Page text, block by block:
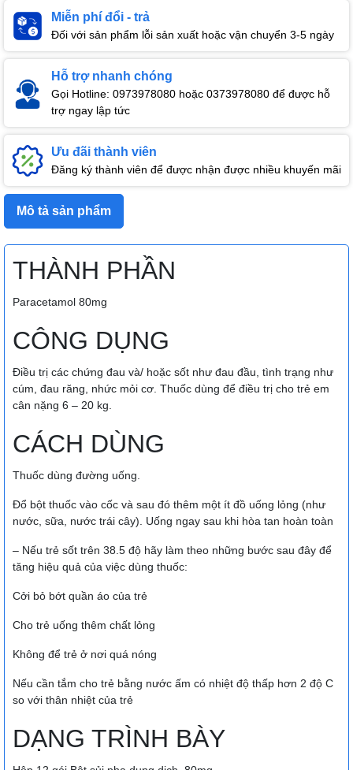
Miễn phí đổi - trả
Đối với sản phẩm lỗi sản xuất hoặc vận chuyển 3-5 ngày
Hỗ trợ nhanh chóng
Gọi Hotline: 0973978080 hoặc 0373978080 để được hỗ
trợ ngay lập tức
Ưu đãi thành viên
Đăng ký thành viên để được nhận được nhiều khuyến mãi
Mô tả sản phẩm
THÀNH PHẦN
Paracetamol 80mg
CÔNG DỤNG
Điều trị các chứng đau và/ hoặc sốt như đau đầu, tình trạng như
cúm, đau răng, nhức mỏi cơ. Thuốc dùng để điều trị cho trẻ em
cân nặng 6 – 20 kg.
CÁCH DÙNG
Thuốc dùng đường uống.
Đổ bột thuốc vào cốc và sau đó thêm một ít đồ uống lỏng (như
nước, sữa, nước trái cây). Uống ngay sau khi hòa tan hoàn toàn
– Nếu trẻ sốt trên 38.5 độ hãy làm theo những bước sau đây để
tăng hiệu quả của việc dùng thuốc:
Cởi bỏ bớt quần áo của trẻ
Cho trẻ uống thêm chất lỏng
Không để trẻ ở nơi quá nóng
Nếu cần tắm cho trẻ bằng nước ấm có nhiệt độ thấp hơn 2 độ C
so với thân nhiệt của trẻ
DẠNG TRÌNH BÀY